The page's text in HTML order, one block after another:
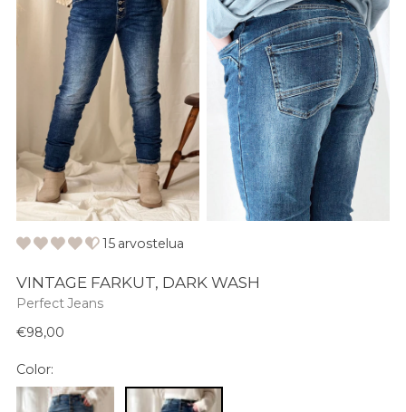
15 arvostelua
VINTAGE FARKUT, DARK WASH
Perfect Jeans
Normaali
€98,00
Color: